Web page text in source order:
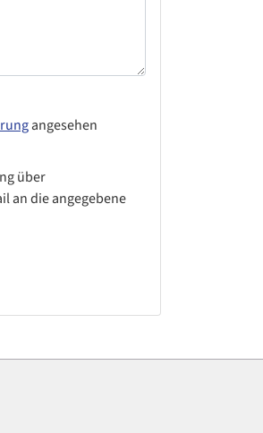
angesehen
über
an die angegebene